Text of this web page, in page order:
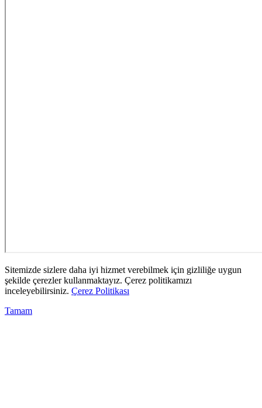
Sitemizde sizlere daha iyi hizmet verebilmek için gizliliğe uygun
şekilde çerezler kullanmaktayız. Çerez politikamızı
inceleyebilirsiniz. Çerez Politikası
Tamam